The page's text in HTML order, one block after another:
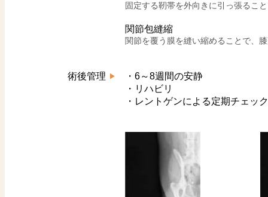
固定する靭帯を外向きに引っ張るこ
関節包縫縮
関節を覆う膜を縫い縮めることで、
術後管理
・6～8週間の安静
・リハビリ
・レントゲンによる定期チェッ